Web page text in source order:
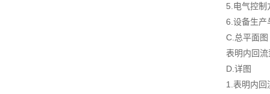
5.电气控制
6.设备生产
C.总平面图
表明内回
D.详图
1.表明内回